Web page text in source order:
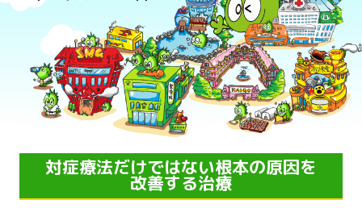
対症療法だけではない根本の原因を
改善する治療